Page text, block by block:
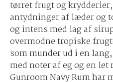
tørret frugt og
antydninger af læder og
og intens med lag af
overmodne tropiske
som munder ud i en
med noter af eg og en
Gunroom Navy Rum har